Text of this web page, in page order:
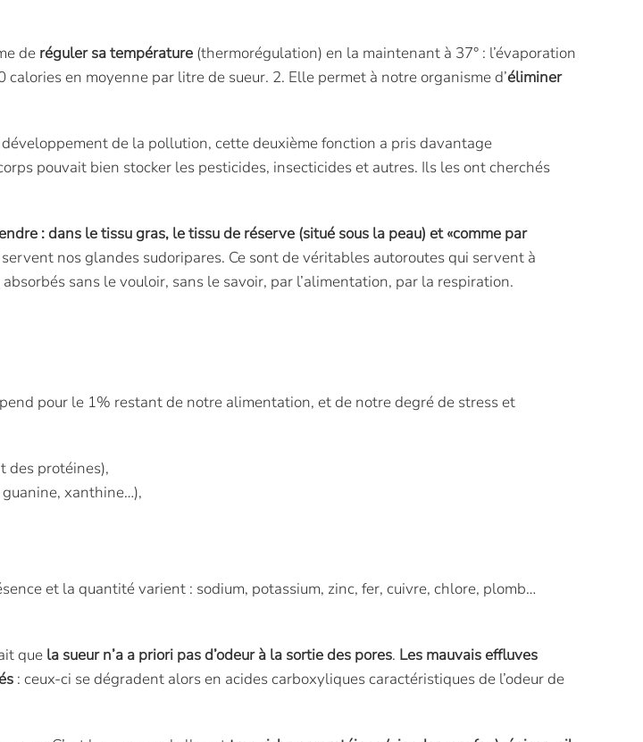
de réguler sa température (thermorégulation) en la maintenant à 37° : l’évaporation
en moyenne par litre de sueur. 2. Elle permet à notre organisme d’éliminer
de la pollution, cette deuxième fonction a pris davantage
pouvait bien stocker les pesticides, insecticides et autres. Ils les ont cherchés
: dans le tissu gras, le tissu de réserve (situé sous la peau) et «comme par
nos glandes sudoripares. Ce sont de véritables autoroutes qui servent à
sans le vouloir, sans le savoir, par l’alimentation, par la respiration.
pour le 1% restant de notre alimentation, et de notre degré de stress et
des protéines),
xanthine…),
et la quantité varient : sodium, potassium, zinc, fer, cuivre, chlore, plomb…
que la sueur n’a a priori pas d’odeur à la sortie des pores. Les mauvais effluves
: ceux-ci se dégradent alors en acides carboxyliques caractéristiques de l’odeur de